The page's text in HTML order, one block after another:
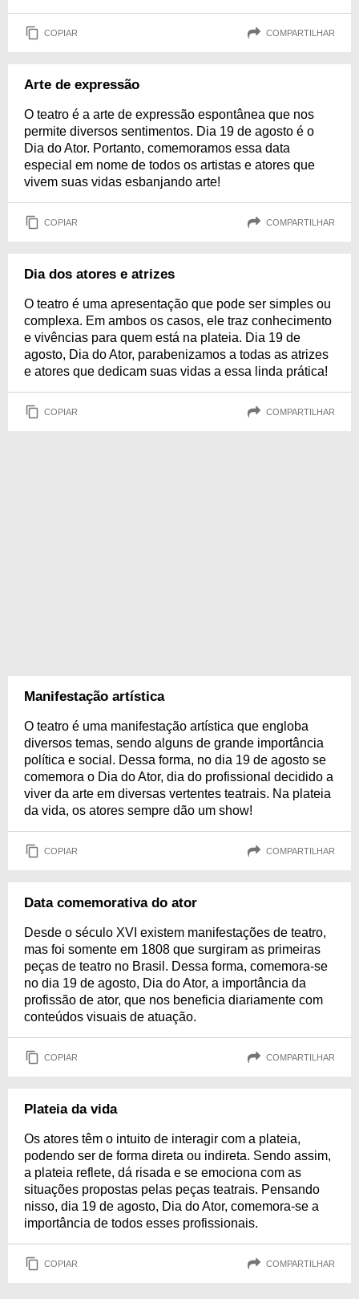
COPIAR COMPARTILHAR
Arte de expressão
O teatro é a arte de expressão espontânea que nos
permite diversos sentimentos. Dia 19 de agosto é o
Dia do Ator. Portanto, comemoramos essa data
especial em nome de todos os artistas e atores que
vivem suas vidas esbanjando arte!
COPIAR COMPARTILHAR
Dia dos atores e atrizes
O teatro é uma apresentação que pode ser simples ou
complexa. Em ambos os casos, ele traz conhecimento
e vivências para quem está na plateia. Dia 19 de
agosto, Dia do Ator, parabenizamos a todas as atrizes
e atores que dedicam suas vidas a essa linda prática!
COPIAR COMPARTILHAR
Manifestação artística
O teatro é uma manifestação artística que engloba
diversos temas, sendo alguns de grande importância
política e social. Dessa forma, no dia 19 de agosto se
comemora o Dia do Ator, dia do profissional decidido a
viver da arte em diversas vertentes teatrais. Na plateia
da vida, os atores sempre dão um show!
COPIAR COMPARTILHAR
Data comemorativa do ator
Desde o século XVI existem manifestações de teatro,
mas foi somente em 1808 que surgiram as primeiras
peças de teatro no Brasil. Dessa forma, comemora-se
no dia 19 de agosto, Dia do Ator, a importância da
profissão de ator, que nos beneficia diariamente com
conteúdos visuais de atuação.
COPIAR COMPARTILHAR
Plateia da vida
Os atores têm o intuito de interagir com a plateia,
podendo ser de forma direta ou indireta. Sendo assim,
a plateia reflete, dá risada e se emociona com as
situações propostas pelas peças teatrais. Pensando
nisso, dia 19 de agosto, Dia do Ator, comemora-se a
importância de todos esses profissionais.
COPIAR COMPARTILHAR